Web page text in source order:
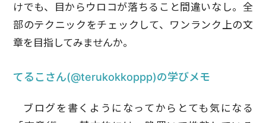
けでも、目からウロコが落ちること間違いなし。全
部のテクニックをチェックして、ワンランク上の文
章を目指してみませんか。
てるこさん(@terukokkoppp)の学びメモ
ブログを書くようになってからとても気になる